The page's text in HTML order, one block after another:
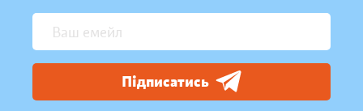
Підписатись